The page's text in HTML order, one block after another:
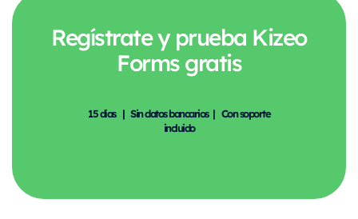
Regístrate y prueba Kizeo
Forms gratis
15 días | Sin datos bancarios | Con soporte
incluido